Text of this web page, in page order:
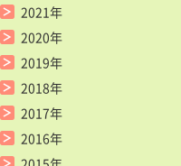
2021年
2020年
2019年
2018年
2017年
2016年